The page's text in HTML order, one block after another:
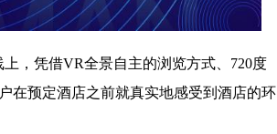
，凭借VR全景自主的浏览方式、720度
在预定酒店之前就真实地感受到酒店的环